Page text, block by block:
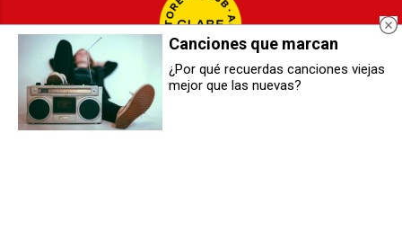
Cómo desconectar después de
un día ajetreado en la oficina
Canciones que marcan
¿Por qué recuerdas canciones viejas
mejor que las nuevas?